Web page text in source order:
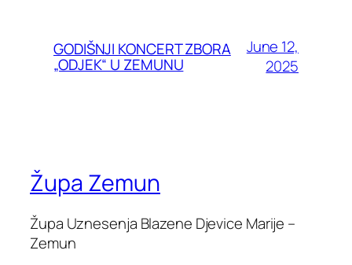
GODIŠNJI KONCERT ZBORA
„ODJEK“ U ZEMUNU
June 12,
2025
Župa Zemun
Župa Uznesenja Blazene Djevice Marije –
Zemun